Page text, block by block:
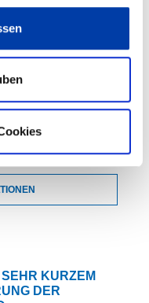
KURZEM L
DER A